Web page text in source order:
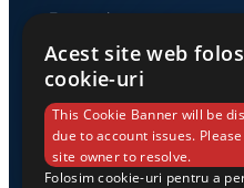
Economie
Link-uri utile
Acest site web
cookie-uri
This Cookie Banner will be
due to account issues.
site owner to resolve.
Folosim cookie-uri pentru a